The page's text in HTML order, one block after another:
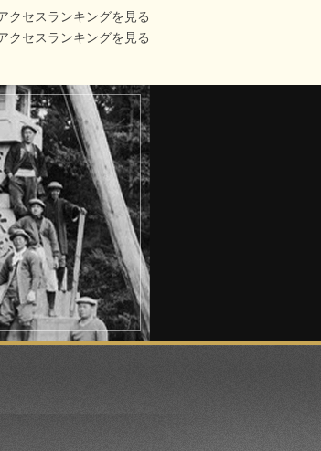
クセスランキングを見る
クセスランキングを見る